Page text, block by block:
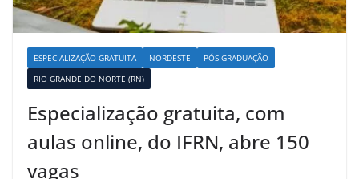
ESPECIALIZAÇÃO GRATUITA NORDESTE
PÓS-GRADUAÇÃO
RIO GRANDE DO NORTE (RN)
Especialização gratuita, com
aulas online, do IFRN, abre 150
vagas